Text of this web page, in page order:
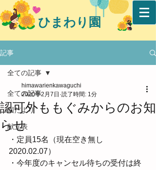
ひまわり園
記事
全ての記事
園だより
献立表
全ての記事
認可外ももぐみからのお知
らせ
himawarienkawaguchi
2020年2月7日 読了時間: 1分
・定員15名（現在空き無し
2020.02.07）
・今年度のキャンセル待ちの受付は終